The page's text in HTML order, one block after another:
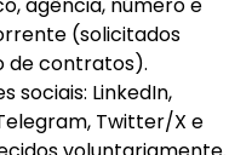
(solicitados
de contratos).
sociais: LinkedIn,
Twitter/X e